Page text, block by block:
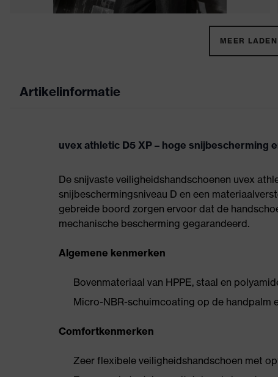
MEER
Artikelinformatie
uvex athletic D5 XP – hoge snijbescherming
De snijvaste veiligheidshandschoenen uvex
snijbeschermingsniveau D en een
gebreide boord zorgen ervoor dat de
mechanische bescherming gegarandeerd.
Algemene kenmerken
Bovenmateriaal van HPPE, staal en
Micro-NBR-schuimcoating op de handpalm
Comfortkenmerken
Zeer flexibele veiligheidshandschoen met